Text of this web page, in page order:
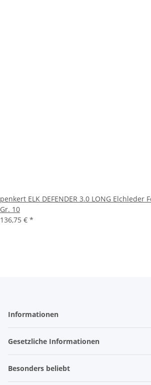
penkert ELK DEFENDER 3.0 LONG
Gr. 10
136,75 € *
Informationen
Gesetzliche Informationen
Besonders beliebt